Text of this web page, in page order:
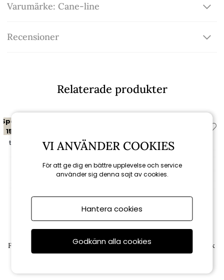
Varumärke: Cane-line
Recensioner
Relaterade produkter
Spara
15%
till 16/8
Cane-line
Flip fällstol m/armstöd - teak
till 16/8
Cane-line
Flip fällstol u/armstöd - teak
VI ANVÄNDER COOKIES
För att ge dig en bättre upplevelse och service
använder sig denna sajt av cookies.
Hantera cookies
Godkänn alla cookies